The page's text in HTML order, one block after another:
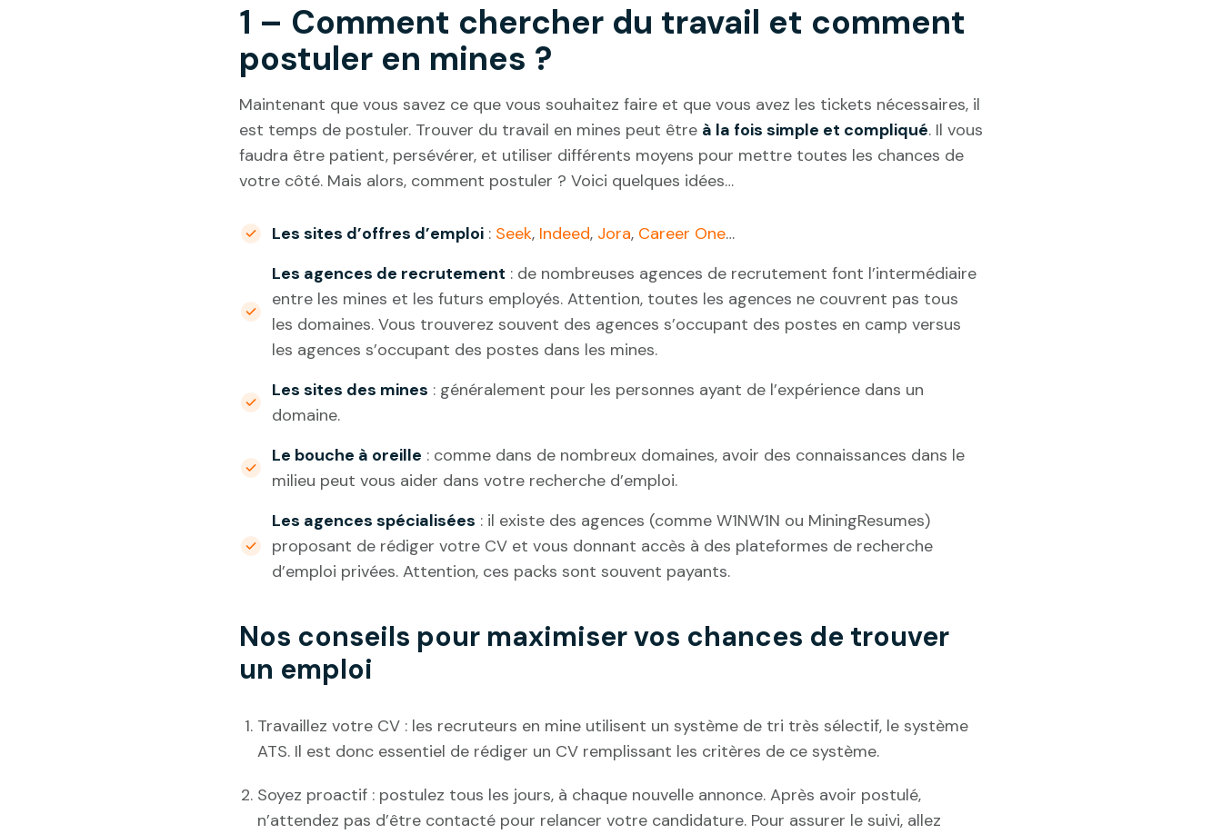
1 – Comment chercher du travail et comment
postuler en mines ?
Maintenant que vous savez ce que vous souhaitez faire et que vous avez les tickets nécessaires, il
est temps de postuler. Trouver du travail en mines peut être à la fois simple et compliqué. Il vous
faudra être patient, persévérer, et utiliser différents moyens pour mettre toutes les chances de
votre côté. Mais alors, comment postuler ? Voici quelques idées…
Les sites d’offres d’emploi : Seek, Indeed, Jora, Career One…
Les agences de recrutement : de nombreuses agences de recrutement font l’intermédiaire
entre les mines et les futurs employés. Attention, toutes les agences ne couvrent pas tous
les domaines. Vous trouverez souvent des agences s’occupant des postes en camp versus
les agences s’occupant des postes dans les mines.
Les sites des mines : généralement pour les personnes ayant de l’expérience dans un
domaine.
Le bouche à oreille : comme dans de nombreux domaines, avoir des connaissances dans le
milieu peut vous aider dans votre recherche d’emploi.
Les agences spécialisées : il existe des agences (comme W1NW1N ou MiningResumes)
proposant de rédiger votre CV et vous donnant accès à des plateformes de recherche
d’emploi privées. Attention, ces packs sont souvent payants.
Nos conseils pour maximiser vos chances de trouver
un emploi
Travaillez votre CV : les recruteurs en mine utilisent un système de tri très sélectif, le système
ATS. Il est donc essentiel de rédiger un CV remplissant les critères de ce système.
Soyez proactif : postulez tous les jours, à chaque nouvelle annonce. Après avoir postulé,
n’attendez pas d’être contacté pour relancer votre candidature. Pour assurer le suivi, allez